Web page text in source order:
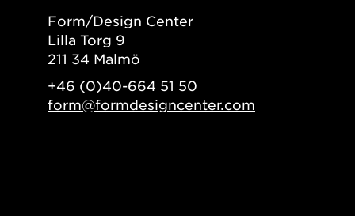
Form/Design Center
Lilla Torg 9
211 34 Malmö
+46 (0)40-664 51 50
form@formdesigncenter.com